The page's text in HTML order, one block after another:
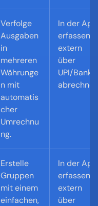
Verfolge
Ausgaben
in
mehreren
Währunge
n mit
automatis
cher
Umrechnu
ng.
In der App
erfassen;
extern
über
UPI/Bank
abrechnen
Erstelle
Gruppen
mit einem
einfachen,
In der App
erfassen;
extern
über